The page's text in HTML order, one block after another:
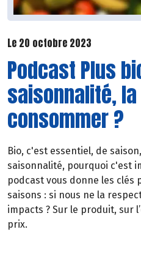
Le 20 octobre 2023
Podcast Plus
saisonnalité,
consommer ?
Bio, c'est essentiel, de
saisonnalité, pourquoi c'est
podcast vous donne les
saisons : si nous ne la
impacts ? Sur le produit, sur
prix.